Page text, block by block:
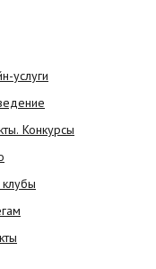
услуги
Конкурсы